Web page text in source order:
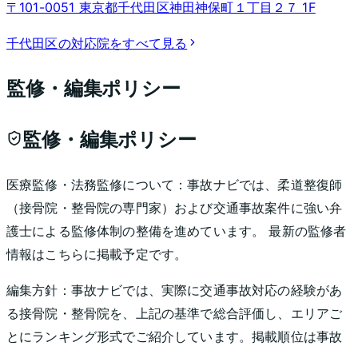
〒101-0051 東京都千代田区神田神保町１丁目２７ 1F
千代田区の対応院をすべて見る
監修・編集ポリシー
監修・編集ポリシー
医療監修・法務監修について：事故ナビでは、柔道整復師
（接骨院・整骨院の専門家）および交通事故案件に強い弁
護士による監修体制の整備を進めています。 最新の監修者
情報はこちらに掲載予定です。
編集方針： 事故ナビでは、実際に交通事故対応の経験があ
る接骨院・整骨院を、上記の基準で総合評価し、エリアご
とにランキング形式でご紹介しています。掲載順位は事故